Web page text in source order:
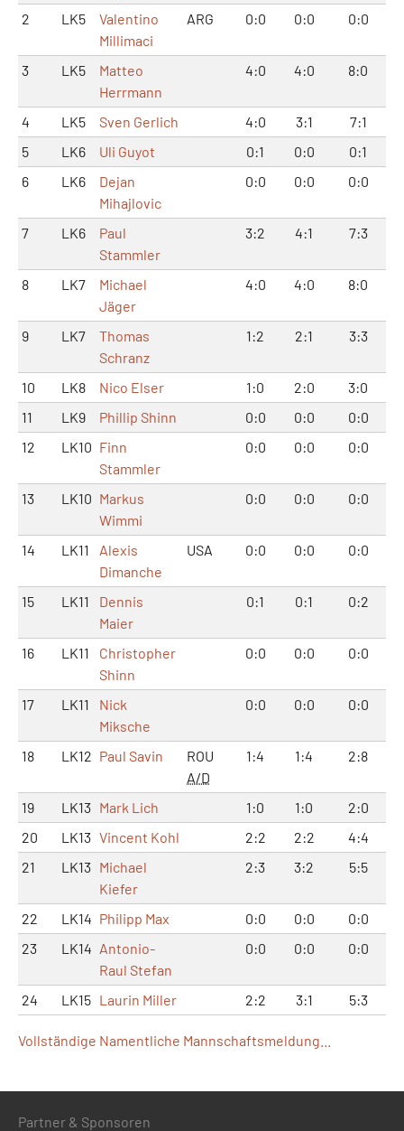
2 LK5
Valentino
Millimaci
ARG 0:0 0:0 0:0
3 LK5
Matteo
Herrmann
4:0 4:0 8:0
4 LK5 Sven Gerlich 4:0 3:1
7:1
5
LK6 Uli Guyot 0:1 0:0
0:1
6
LK6
Dejan
Mihajlovic
0:0 0:0 0:0
7 LK6
Paul
Stammler
3:2 4:1 7:3
8 LK7
Michael
Jäger
4:0 4:0 8:0
9 LK7
Thomas
Schranz
1:2 2:1 3:3
10 LK8 Nico Elser 1:0 2:0
3:0
11
LK9 Phillip Shinn 0:0 0:0
0:0
12
LK10 Finn
Stammler
0:0 0:0 0:0
13 LK10 Markus
Wimmi
0:0 0:0 0:0
14 LK11
Alexis
Dimanche
USA 0:0 0:0 0:0
15 LK11
Dennis
Maier
0:1 0:1 0:2
16 LK11
Christopher
Shinn
0:0 0:0 0:0
17 LK11
Nick
Miksche
0:0 0:0 0:0
18 LK12 Paul Savin
ROU
A/D
1:4 1:4 2:8
19 LK13 Mark Lich 1:0 1:0
2:0
20
LK13 Vincent Kohl 2:2 2:2
4:4
21
LK13 Michael
Kiefer
2:3 3:2 5:5
22 LK14 Philipp Max 0:0 0:0
0:0
23
LK14 Antonio-
Raul Stefan
0:0 0:0 0:0
24 LK15 Laurin Miller 2:2 3:1 5:3
Vollständige Namentliche Mannschaftsmeldung...
Partner & Sponsoren